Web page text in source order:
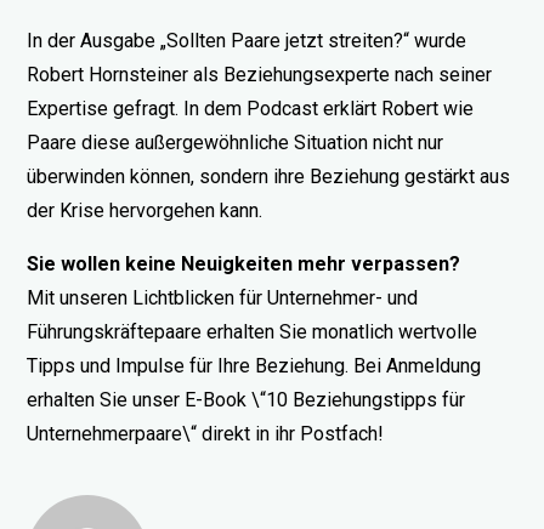
In der Ausgabe „Sollten Paare jetzt streiten?“ wurde
Robert Hornsteiner als Beziehungsexperte nach seiner
Expertise gefragt. In dem Podcast erklärt Robert wie
Paare diese außergewöhnliche Situation nicht nur
überwinden können, sondern ihre Beziehung gestärkt aus
der Krise hervorgehen kann.
Sie wollen keine Neuigkeiten mehr verpassen?
Mit unseren Lichtblicken für Unternehmer- und
Führungskräftepaare erhalten Sie monatlich wertvolle
Tipps und Impulse für Ihre Beziehung. Bei Anmeldung
erhalten Sie unser E-Book \“10 Beziehungstipps für
Unternehmerpaare\“ direkt in ihr Postfach!